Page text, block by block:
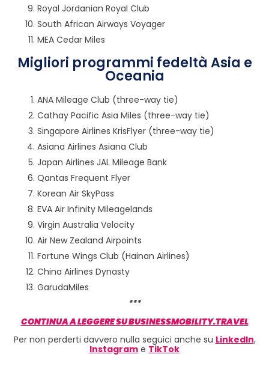
Royal Jordanian Royal Club
South African Airways Voyager
MEA Cedar Miles
Migliori programmi fedeltà Asia e
Oceania
ANA Mileage Club (three-way tie)
Cathay Pacific Asia Miles (three-way tie)
Singapore Airlines KrisFlyer (three-way tie)
Asiana Airlines Asiana Club
Japan Airlines JAL Mileage Bank
Qantas Frequent Flyer
Korean Air SkyPass
EVA Air Infinity Mileagelands
Virgin Australia Velocity
Air New Zealand Airpoints
Fortune Wings Club (Hainan Airlines)
China Airlines Dynasty
GarudaMiles
***
CONTINUA A LEGGERE SU BUSINESSMOBILITY.TRAVEL
Per non perderti davvero nulla seguici anche su LinkedIn,
Instagram e TikTok